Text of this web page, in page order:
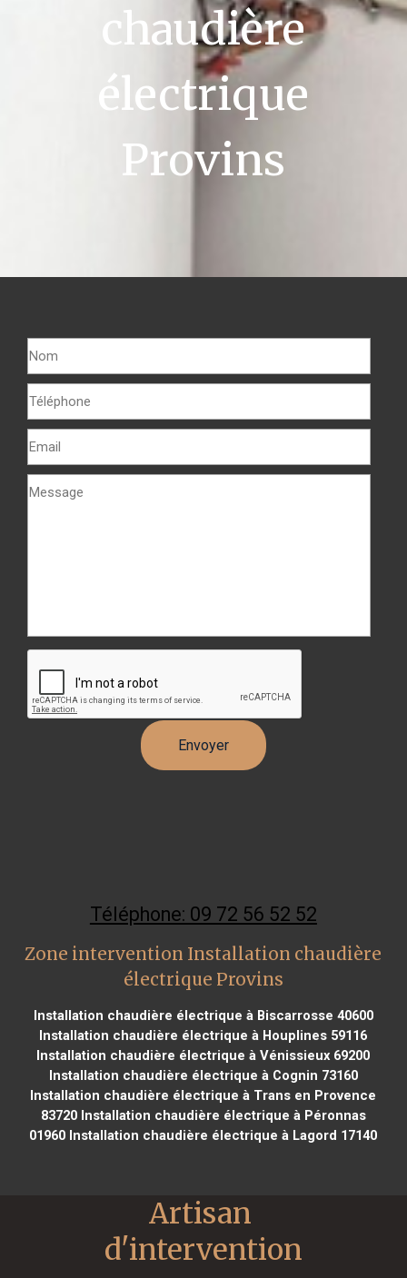
chaudière
électrique
Provins
Téléphone: 09 72 56 52 52
Zone intervention Installation chaudière
électrique Provins
Installation chaudière électrique à Biscarrosse 40600
Installation chaudière électrique à Houplines 59116
Installation chaudière électrique à Vénissieux 69200
Installation chaudière électrique à Cognin 73160
Installation chaudière électrique à Trans en Provence
83720Installation chaudière électrique à Péronnas
01960 Installation chaudière électrique à Lagord 17140
Artisan
d'intervention